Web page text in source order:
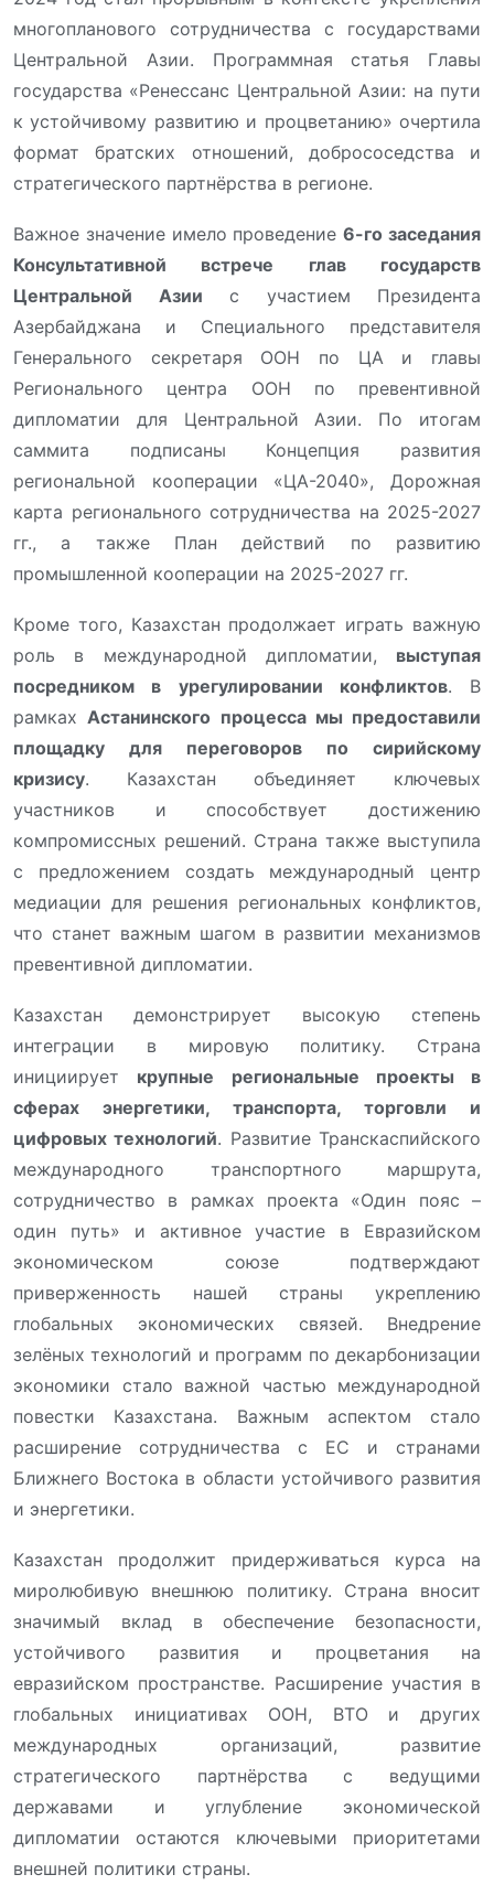
многопланового сотрудничества с государствами
Центральной Азии. Программная статья Главы
государства «Ренессанс Центральной Азии: на пути
к устойчивому развитию и процветанию» очертила
формат братских отношений, добрососедства и
стратегического партнёрства в регионе.
Важное значение имело проведение6-го заседания
Консультативной встрече глав государств
Центральной Азии с участием Президента
Азербайджана и Специального представителя
Генерального секретаря ООН по ЦА и главы
Регионального центра ООН по превентивной
дипломатии для Центральной Азии. По итогам
саммита подписаны Концепция развития
региональной кооперации «ЦА-2040», Дорожная
карта регионального сотрудничества на 2025-2027
гг., а также План действий по развитию
промышленной кооперации на 2025-2027 гг.
Кроме того, Казахстан продолжает играть важную
роль в международной дипломатии, выступая
посредником в урегулировании конфликтов. В
рамках Астанинского процесса мы предоставили
площадку для переговоров по сирийскому
кризису. Казахстан объединяет ключевых
участников и способствует достижению
компромиссных решений. Страна также выступила
с предложением создать международный центр
медиации для решения региональных конфликтов,
что станет важным шагом в развитии механизмов
превентивной дипломатии.
Казахстан демонстрирует высокую степень
интеграции в мировую политику. Страна
инициирует крупные региональные проекты в
сферах энергетики, транспорта, торговли и
цифровых технологий. Развитие Транскаспийского
международного транспортного маршрута,
сотрудничество в рамках проекта «Один пояс –
один путь» и активное участие в Евразийском
экономическом союзе подтверждают
приверженность нашей страны укреплению
глобальных экономических связей. Внедрение
зелёных технологий и программ по декарбонизации
экономики стало важной частью международной
повестки Казахстана. Важным аспектом стало
расширение сотрудничества с ЕС и странами
Ближнего Востока в области устойчивого развития
и энергетики.
Казахстан продолжит придерживаться курса на
миролюбивую внешнюю политику. Страна вносит
значимый вклад в обеспечение безопасности,
устойчивого развития и процветания на
евразийском пространстве. Расширение участия в
глобальных инициативах ООН, ВТО и других
международных организаций, развитие
стратегического партнёрства с ведущими
державами и углубление экономической
дипломатии остаются ключевыми приоритетами
внешней политики страны.